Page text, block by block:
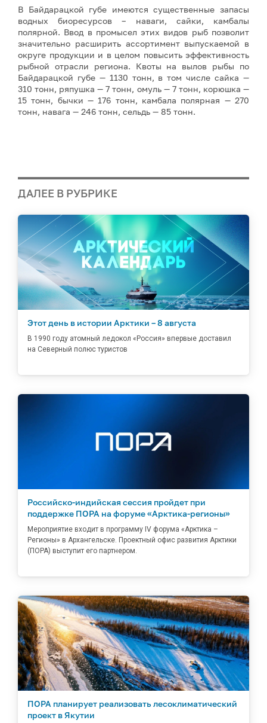
В Байдарацкой губе имеются существенные запасы
водных биоресурсов – наваги, сайки, камбалы
полярной. Ввод в промысел этих видов рыб позволит
значительно расширить ассортимент выпускаемой в
округе продукции и в целом повысить эффективность
рыбной отрасли региона. Квоты на вылов рыбы по
Байдарацкой губе — 1130 тонн, в том числе сайка —
310 тонн, ряпушка — 7 тонн, омуль — 7 тонн, корюшка —
15 тонн, бычки — 176 тонн, камбала полярная — 270
тонн, навага — 246 тонн, сельдь — 85 тонн.
ДАЛЕЕ В РУБРИКЕ
Этот день в истории Арктики – 8 августа
В 1990 году атомный ледокол «Россия» впервые доставил
на Северный полюс туристов
Российско-индийская сессия пройдет при
поддержке ПОРА на форуме «Арктика-регионы»
Мероприятие входит в программу IV форума «Арктика –
Регионы» в Архангельске. Проектный офис развития Арктики
(ПОРА) выступит его партнером.
ПОРА планирует реализовать лесоклиматический
проект в Якутии